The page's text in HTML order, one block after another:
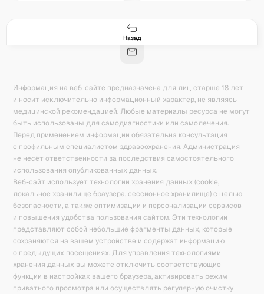
Назад
171
Калькулятор калорий
Информация на веб-сайте предназначена для лиц старше 18 лет
и носит исключительно информационный характер, не являясь
медицинской рекомендацией. Любые материалы ресурса не могут
быть использованы для самодиагностики или самолечения.
Перед применением информации обязательна консультация
с профильным специалистом здравоохранения. Администрация
не несёт ответственности за последствия самостоятельного
использования опубликованных данных.
Веб-сайт использует технологии хранения данных (cookie,
локальное хранилище браузера, сессионное хранилище) с целью
безопасности, а также оптимизации и персонализации сервисов
и повышения удобства пользования сайтом. Эти технологии
представляют собой небольшие фрагменты данных, которые
сохраняются на вашем устройстве и содержат информацию
о предыдущих посещениях. Для управления технологиями
хранения данных вы можете отключить соответствующие
функции в настройках вашего браузера, активировать режим
приватного просмотра или осуществлять регулярную очистку